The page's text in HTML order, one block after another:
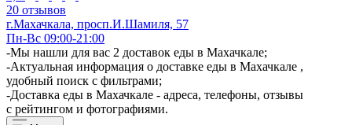
20 отзывов
г.Махачкала, просп.И.Шамиля, 57
Пн-Вс 09:00-21:00
-Мы нашли для вас 2 доставок еды в Махачкале;
-Актуальная информация о доставке еды в Махачкале ,
удобный поиск с фильтрами;
-Доставка еды в Махачкале - адреса, телефоны, отзывы
с рейтингом и фотографиями.